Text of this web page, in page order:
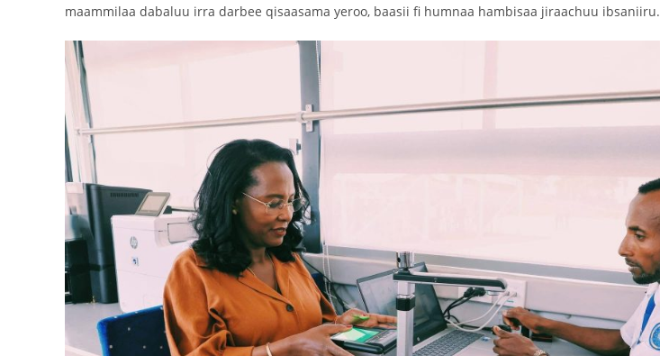
maammilaa dabaluu irra darbee qisaasama yeroo, baasii fi humnaa hambisaa jiraachuu ibsaniiru.